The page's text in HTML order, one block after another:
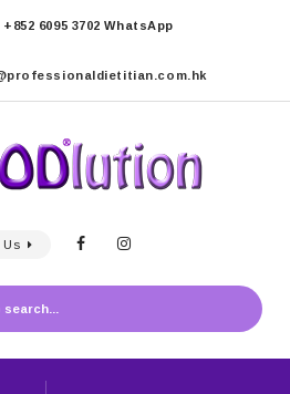
+852 6095 3702 WhatsApp
Us